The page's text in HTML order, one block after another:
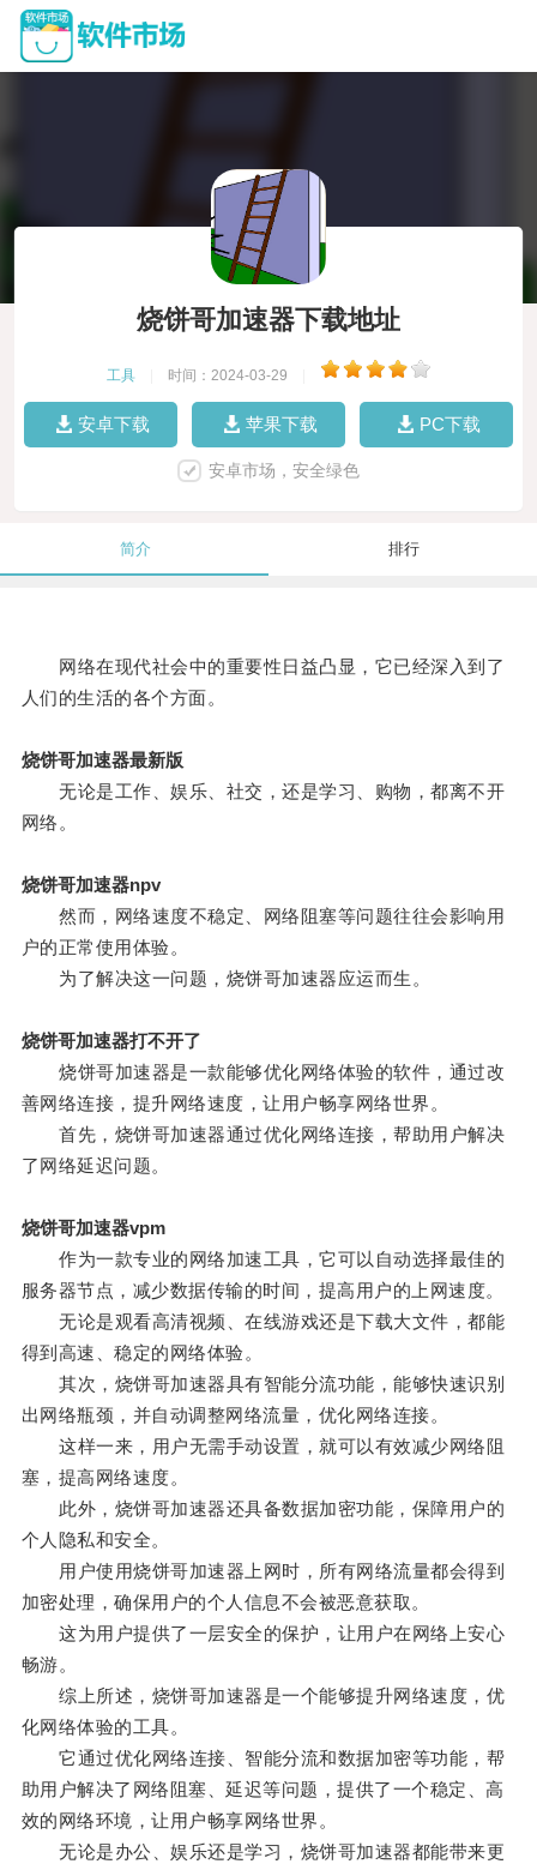
烧饼哥加速器下载地址
工具 时间：2024-03-29
安卓下载 苹果下载 PC下载
安卓市场，安全绿色
简介 排行
网络在现代社会中的重要性日益凸显，它已经深入到了
人们的生活的各个方面。
烧饼哥加速器最新版
无论是工作、娱乐、社交，还是学习、购物，都离不开
网络。
烧饼哥加速器npv
然而，网络速度不稳定、网络阻塞等问题往往会影响用
户的正常使用体验。
为了解决这一问题，烧饼哥加速器应运而生。
烧饼哥加速器打不开了
烧饼哥加速器是一款能够优化网络体验的软件，通过改
善网络连接，提升网络速度，让用户畅享网络世界。
首先，烧饼哥加速器通过优化网络连接，帮助用户解决
了网络延迟问题。
烧饼哥加速器vpm
作为一款专业的网络加速工具，它可以自动选择最佳的
服务器节点，减少数据传输的时间，提高用户的上网速度。
无论是观看高清视频、在线游戏还是下载大文件，都能
得到高速、稳定的网络体验。
其次，烧饼哥加速器具有智能分流功能，能够快速识别
出网络瓶颈，并自动调整网络流量，优化网络连接。
这样一来，用户无需手动设置，就可以有效减少网络阻
塞，提高网络速度。
此外，烧饼哥加速器还具备数据加密功能，保障用户的
个人隐私和安全。
用户使用烧饼哥加速器上网时，所有网络流量都会得到
加密处理，确保用户的个人信息不会被恶意获取。
这为用户提供了一层安全的保护，让用户在网络上安心
畅游。
综上所述，烧饼哥加速器是一个能够提升网络速度，优
化网络体验的工具。
它通过优化网络连接、智能分流和数据加密等功能，帮
助用户解决了网络阻塞、延迟等问题，提供了一个稳定、高
效的网络环境，让用户畅享网络世界。
无论是办公、娱乐还是学习，烧饼哥加速器都能带来更